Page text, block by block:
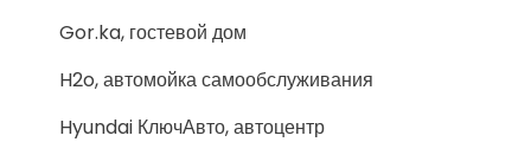
Gor.ka, гостевой дом
H2o, автомойка самообслуживания
Hyundai КлючАвто, автоцентр